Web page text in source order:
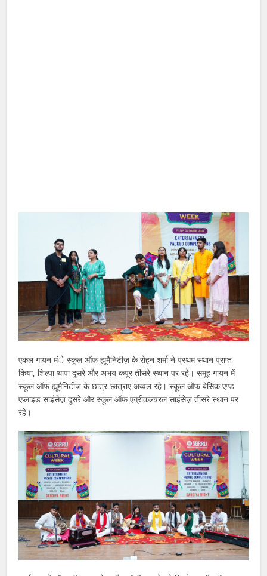
एकल गायन मंे स्कूल ऑफ ह्यूमैनिटीज़ के रोहन शर्मा ने प्रथम स्थान प्राप्त
किया, शिल्पा थापा दूसरे और अभय कपूर तीसरे स्थान पर रहे। समूह गायन में
स्कूल ऑफ ह्यूमैनिटीज के छात्र-छात्राएं अव्वल रहे। स्कूल ऑफ बेसिक एण्ड
एप्लाइड साइंसेज़ दूसरे और स्कूल ऑफ एग्रीकल्चरल साइंसेज़ तीसरे स्थान पर
रहे।